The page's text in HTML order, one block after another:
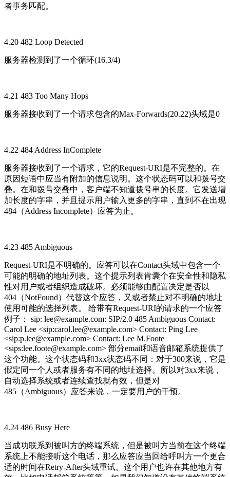
者事务匹配。
4.20 482 Loop Detected
服务器检测到了一个循环(16.3/4)
4.21 483 Too Many Hops
服务器接收到了一个请求包含的Max-Forwards(20.22)头域是0
4.22 484 Address InComplete
服务器接收到了一个请求，它的Request-URI是不完整的。在
原因短语中应当有附加的信息说明。这个状态码可以和拨号交
叠。在和拨号交叠中，客户端不知道拨号串的长度。它发送增
加长度的字串，并且提示用户输入更多的字串，直到不在出现
484（Address Incomplete）应答为止。
4.23 485 Ambiguous
Request-URI是不明确的。应答可以在Contact头域中包含一个
可能的明确的地址列表。这个提示列表肯囊个在安全性和隐私
性对用户或者组织造成破坏。必须能够由配置决定是否以
404（NotFound）代替这个应答，又或者禁止对不明确的地址
使用可能的选择列表。 给带有Request-URI的请求的一个应答
例子： sip: lee@example.com: SIP/2.0 485 Ambiguous Contact:
Carol Lee <sip:carol.lee@example.com> Contact: Ping Lee
<sip:p.lee@example.com> Contact: Lee M.Foote
<sips:lee.foote@example.com> 部分email和语音邮箱系统提供了
这个功能。这个状态码和3xx状态码不同：对于300来说，它是
假定同一个人或者服务有不同的地址选择。所以对3xx来说，
自动选择系统或者连续查找就有效，但是对
485（Ambiguous）应答来说，一定要用户的干预。
4.24 486 Busy Here
当成功联系到被叫方的终端系统，但是被叫方当前在这个终端
系统上不能接听这个电话，那么应答应当回给呼叫方一个更合
适的时间在Retry-After头域重试。这个用户也许在其他地方有